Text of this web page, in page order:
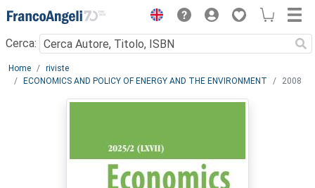
Menu
Cerca:
Main content
Home
riviste
ECONOMICS AND POLICY OF ENERGY AND THE ENVIRONMENT
2008